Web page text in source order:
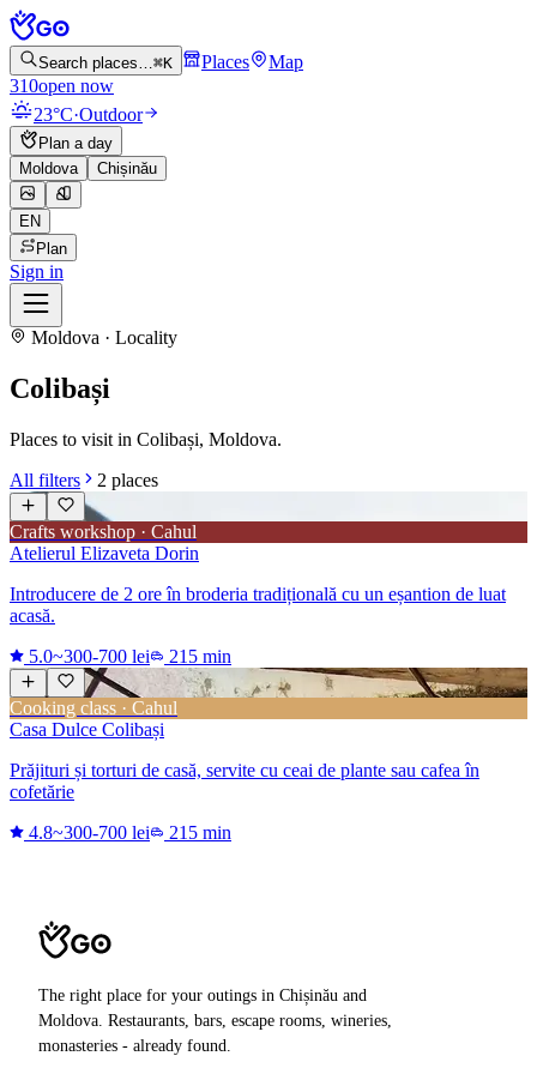
Search places…⌘K Places
Map
310open now
23°C·Outdoor
Plan a day
Moldova
Chișinău
EN
Plan
Sign in
Moldova · Locality
Colibași
Places to visit in Colibași, Moldova.
All filters
2 places
Crafts workshop · Cahul
Atelierul Elizaveta Dorin
Introducere de 2 ore în broderia tradițională cu un eșantion de luat
acasă.
5.0~300-700 lei 215 min
Cooking class · Cahul
Casa Dulce Colibași
Prăjituri și torturi de casă, servite cu ceai de plante sau cafea în
cofetărie
4.8~300-700 lei 215 min
The right place for your outings in Chișinău and
Moldova. Restaurants, bars, escape rooms, wineries,
monasteries - already found.